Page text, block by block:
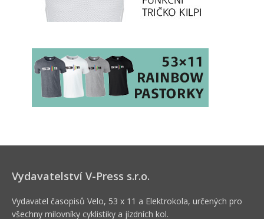
Vydavatelství V-Press s.r.o.
Vydavatel časopisů Velo, 53 x 11 a Elektrokola, určených pro
všechny milovníky cyklistiky a jízdních kol.